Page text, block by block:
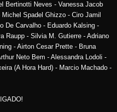
Bertinotti Neves - Vanessa Jacob
Spadel Ghizzo - Ciro Jamil
De Carvalho - Eduardo Kalsing -
Raupp - Silvia M. Gutierre - Adriano
- Airton Cesar Prette - Bruna
Neto Bem - Alessandra Lodoli -
(A Hora Hard) - Marcio Machado -